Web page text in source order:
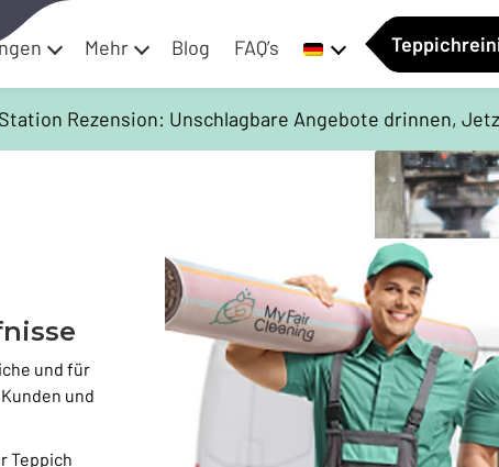
Rezension: Unschlagbare Angebote drinnen,
Mehr Blog FAQ’s
und für
und
Teppich